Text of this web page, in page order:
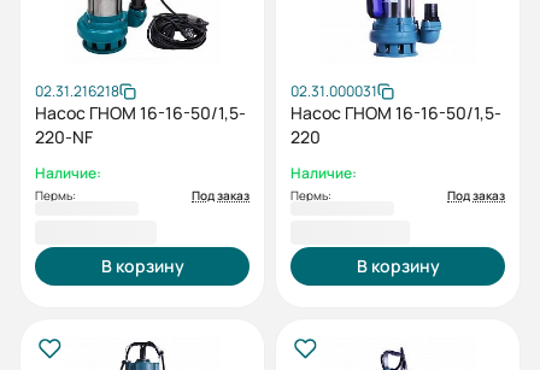
02.31.216218
Насос ГНОМ 16-16-50/1,5-
220-NF
Наличие:
Пермь: Под заказ
В корзину
02.31.000031
Насос ГНОМ 16-16-50/1,5-
220
Наличие:
Пермь: Под заказ
В корзину